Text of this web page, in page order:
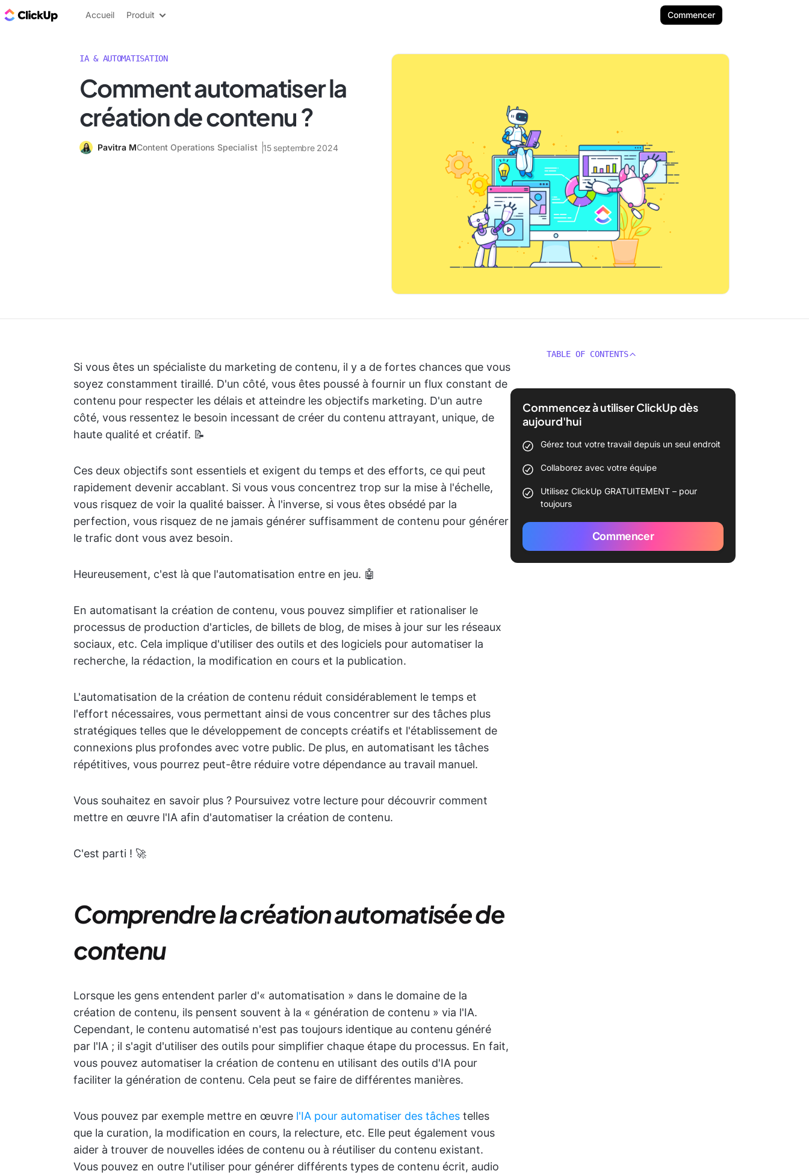
ClickUp Blog
Accueil Produit Commencer
IA & AUTOMATISATION
Comment automatiser la
création de contenu ?
Pavitra MContent Operations Specialist 15 septembre 2024
Si vous êtes un spécialiste du marketing de contenu, il y a de fortes chances que vous
soyez constamment tiraillé. D'un côté, vous êtes poussé à fournir un flux constant de
contenu pour respecter les délais et atteindre les objectifs marketing. D'un autre
côté, vous ressentez le besoin incessant de créer du contenu attrayant, unique, de
haute qualité et créatif. 📝
Ces deux objectifs sont essentiels et exigent du temps et des efforts, ce qui peut
rapidement devenir accablant. Si vous vous concentrez trop sur la mise à l'échelle,
vous risquez de voir la qualité baisser. À l'inverse, si vous êtes obsédé par la
perfection, vous risquez de ne jamais générer suffisamment de contenu pour générer
le trafic dont vous avez besoin.
Heureusement, c'est là que l'automatisation entre en jeu. 🤖
En automatisant la création de contenu, vous pouvez simplifier et rationaliser le
processus de production d'articles, de billets de blog, de mises à jour sur les réseaux
sociaux, etc. Cela implique d'utiliser des outils et des logiciels pour automatiser la
recherche, la rédaction, la modification en cours et la publication.
L'automatisation de la création de contenu réduit considérablement le temps et
l'effort nécessaires, vous permettant ainsi de vous concentrer sur des tâches plus
stratégiques telles que le développement de concepts créatifs et l'établissement de
connexions plus profondes avec votre public. De plus, en automatisant les tâches
répétitives, vous pourrez peut-être réduire votre dépendance au travail manuel.
Vous souhaitez en savoir plus ? Poursuivez votre lecture pour découvrir comment
mettre en œuvre l'IA afin d'automatiser la création de contenu.
C'est parti ! 🚀
Comprendre la création automatisée de
contenu
Lorsque les gens entendent parler d'« automatisation » dans le domaine de la
création de contenu, ils pensent souvent à la « génération de contenu » via l'IA.
Cependant, le contenu automatisé n'est pas toujours identique au contenu généré
par l'IA ; il s'agit d'utiliser des outils pour simplifier chaque étape du processus. En fait,
vous pouvez automatiser la création de contenu en utilisant des outils d'IA pour
faciliter la génération de contenu. Cela peut se faire de différentes manières.
Vous pouvez par exemple mettre en œuvre l'IA pour automatiser des tâches telles
que la curation, la modification en cours, la relecture, etc. Elle peut également vous
aider à trouver de nouvelles idées de contenu ou à réutiliser du contenu existant.
Vous pouvez en outre l'utiliser pour générer différents types de contenu écrit, audio
TABLE OF CONTENTS
Commencez à utiliser ClickUp dès
aujourd'hui
Gérez tout votre travail depuis un seul endroit
Collaborez avec votre équipe
Utilisez ClickUp GRATUITEMENT – pour
toujours
Commencer